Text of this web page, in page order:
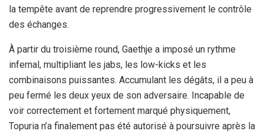
la tempête avant de reprendre progressivement le contrôle
des échanges.
À partir du troisième round, Gaethje a imposé un rythme
infernal, multipliant les jabs, les low-kicks et les
combinaisons puissantes. Accumulant les dégâts, il a peu à
peu fermé les deux yeux de son adversaire. Incapable de
voir correctement et fortement marqué physiquement,
Topuria n’a finalement pas été autorisé à poursuivre après la